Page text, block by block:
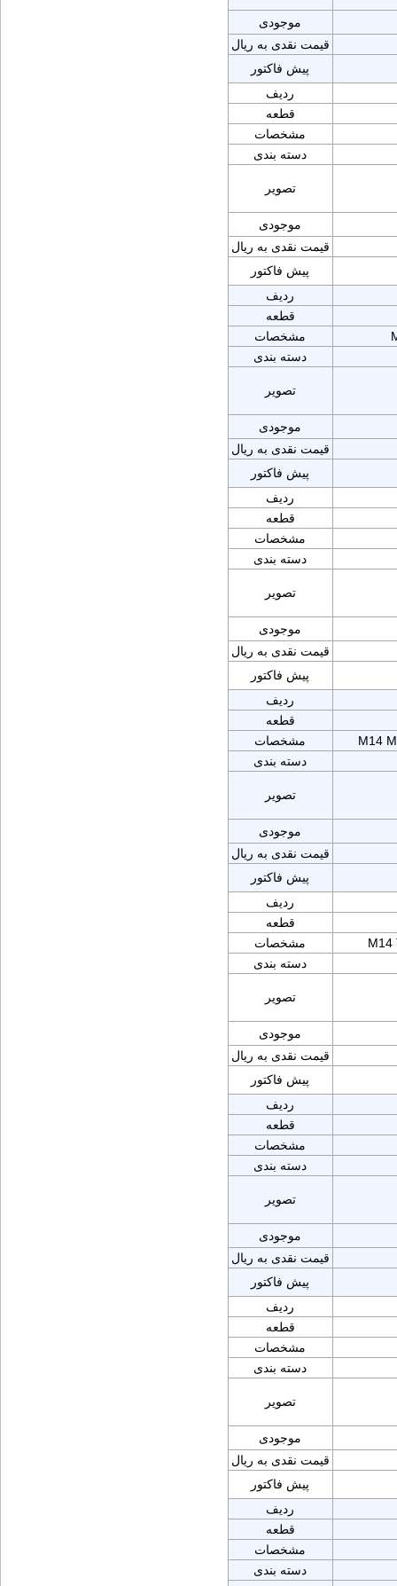
موجودی
قیمت نقدی به ریال
پیش فاکتور
ردیف
قطعه
مشخصات
دسته بندی
تصویر
موجودی
قیمت نقدی به ریال
پیش فاکتور
ردیف
قطعه
مشخصات
دسته بندی
تصویر
موجودی
قیمت نقدی به ریال
پیش فاکتور
ردیف
قطعه
مشخصات
دسته بندی
تصویر
موجودی
قیمت نقدی به ریال
پیش فاکتور
ردیف
قطعه
مشخصات
M14
دسته بندی
تصویر
موجودی
قیمت نقدی به ریال
پیش فاکتور
ردیف
قطعه
مشخصات
M14
دسته بندی
تصویر
موجودی
قیمت نقدی به ریال
پیش فاکتور
ردیف
قطعه
مشخصات
دسته بندی
تصویر
موجودی
قیمت نقدی به ریال
پیش فاکتور
ردیف
قطعه
مشخصات
دسته بندی
تصویر
موجودی
قیمت نقدی به ریال
پیش فاکتور
ردیف
قطعه
مشخصات
دسته بندی